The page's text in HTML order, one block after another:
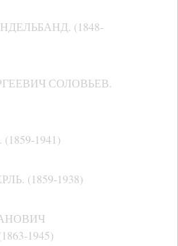
(1848-
СОЛОВЬЕВ.
1941)
(1859-1938)
1945)